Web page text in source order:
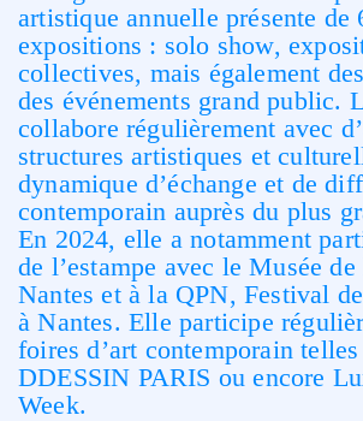
artistique annuelle présente de
expositions : solo show,
collectives, mais également
des événements grand public.
collabore régulièrement avec
structures artistiques et
dynamique d’échange et de
contemporain auprès du plus
En 2024, elle a notamment
de l’estampe avec le Musée
Nantes et à la QPN, Festival
à Nantes. Elle participe
foires d’art contemporain telles
DDESSIN PARIS ou encore
Week.